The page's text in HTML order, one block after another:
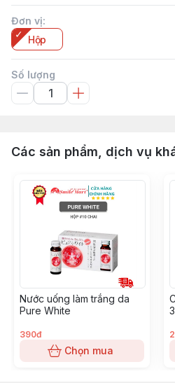
Đơn vị:
Hộp
Số lượng
Các sản phẩm, dịch vụ
Nước uống làm trắng da
Pure White
390đ
Chọn mua